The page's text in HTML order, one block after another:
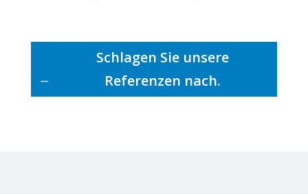
Schlagen Sie unsere
Referenzen nach.